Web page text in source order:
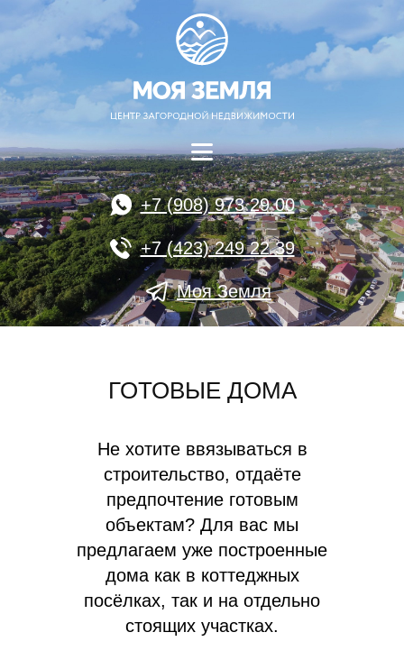
+7 (908) 973 29 00
+7 (423) 249 22 39
Моя Земля
ГОТОВЫЕ ДОМА
Не хотите ввязываться в
строительство, отдаёте
предпочтение готовым
объектам? Для вас мы
предлагаем уже построенные
дома как в коттеджных
посёлках, так и на отдельно
стоящих участках.